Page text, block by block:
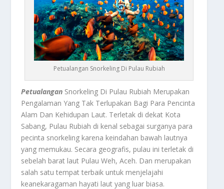
Petualangan Snorkeling Di Pulau Rubiah
Petualangan Snorkeling Di Pulau Rubiah Merupakan
Pengalaman Yang Tak Terlupakan Bagi Para Pencinta
Alam Dan Kehidupan Laut. Terletak di dekat Kota
Sabang, Pulau Rubiah di kenal sebagai surganya para
pecinta snorkeling karena keindahan bawah lautnya
yang memukau. Secara geografis, pulau ini terletak di
sebelah barat laut Pulau Weh, Aceh. Dan merupakan
salah satu tempat terbaik untuk menjelajahi
keanekaragaman hayati laut yang luar biasa.